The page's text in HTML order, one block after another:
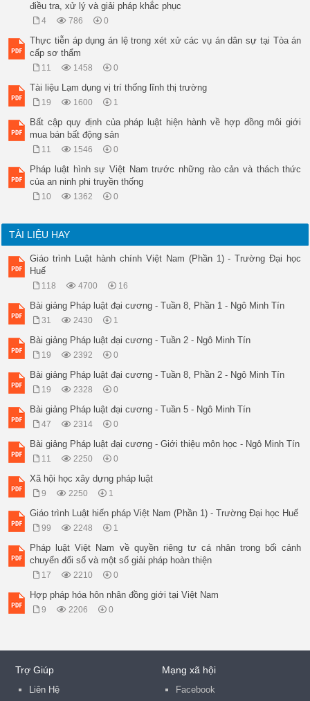
điều tra, xử lý và giải pháp khắc phục
4 786 0
Thực tiễn áp dụng án lệ trong xét xử các vụ án dân sự tại Tòa án
cấp sơ thẩm
11 1458 0
Tài liệu Lạm dụng vị trí thống lĩnh thị trường
19 1600 1
Bất cập quy định của pháp luật hiện hành về hợp đồng môi giới
mua bán bất động sản
11 1546 0
Pháp luật hình sự Việt Nam trước những rào cản và thách thức
của an ninh phi truyền thống
10 1362 0
TÀI LIỆU HAY
Giáo trình Luật hành chính Việt Nam (Phần 1) - Trường Đại học
Huế
118 4700 16
Bài giảng Pháp luật đại cương - Tuần 8, Phần 1 - Ngô Minh Tín
31 2430 1
Bài giảng Pháp luật đại cương - Tuần 2 - Ngô Minh Tín
19 2392 0
Bài giảng Pháp luật đại cương - Tuần 8, Phần 2 - Ngô Minh Tín
19 2328 0
Bài giảng Pháp luật đại cương - Tuần 5 - Ngô Minh Tín
47 2314 0
Bài giảng Pháp luật đại cương - Giới thiệu môn học - Ngô Minh Tín
11 2250 0
Xã hội học xây dựng pháp luật
9 2250 1
Giáo trình Luật hiến pháp Việt Nam (Phần 1) - Trường Đại học Huế
99 2248 1
Pháp luật Việt Nam về quyền riêng tư cá nhân trong bối cảnh
chuyển đổi số và một số giải pháp hoàn thiện
17 2210 0
Hợp pháp hóa hôn nhân đồng giới tại Việt Nam
9 2206 0
Trợ Giúp
Liên Hệ
Mạng xã hội
Facebook